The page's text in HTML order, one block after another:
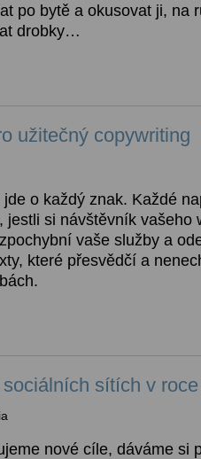
po bytě a okusovat ji, na
drobky…
užitečný copywriting
o každý znak. Každé
jestli si návštěvník vašeho
vaše služby a
které přesvědčí a
sítích v
nové cíle, dáváme si